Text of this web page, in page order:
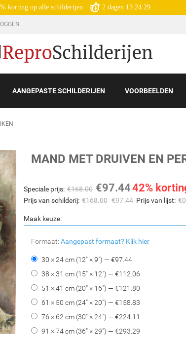
korting op alle schilderijen 2 dagen 13:24:27
AANGEPASTE SCHILDERIJEN VOORBEELDEN
MAND MET DRUIVEN EN
Speciale prijs: €168.00 €97.4442%
Prijs van schilderij: €168.00 €97.44 Prijs van lijst: €
Maak keuze:
Formaat: Aangepast formaat? Klik hier
30 × 24 cm (12" × 9") — €97.44
38 × 31 cm (15" × 12") — €112.06
51 × 41 cm (20" × 16") — €121.80
61 × 50 cm (24" × 20") — €158.83
76 × 62 cm (30" × 24") — €224.11
91 × 74 cm (36" × 29") — €293.29